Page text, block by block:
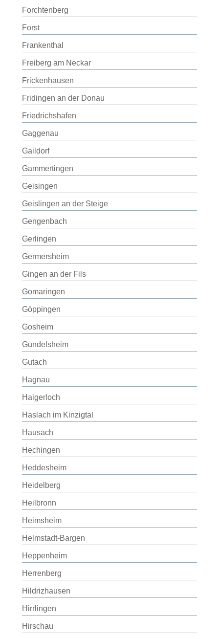
Forchtenberg
Forst
Frankenthal
Freiberg am Neckar
Frickenhausen
Fridingen an der Donau
Friedrichshafen
Gaggenau
Gaildorf
Gammertingen
Geisingen
Geislingen an der Steige
Gengenbach
Gerlingen
Germersheim
Gingen an der Fils
Gomaringen
Göppingen
Gosheim
Gundelsheim
Gutach
Hagnau
Haigerloch
Haslach im Kinzigtal
Hausach
Hechingen
Heddesheim
Heidelberg
Heilbronn
Heimsheim
Helmstadt-Bargen
Heppenheim
Herrenberg
Hildrizhausen
Hirrlingen
Hirschau